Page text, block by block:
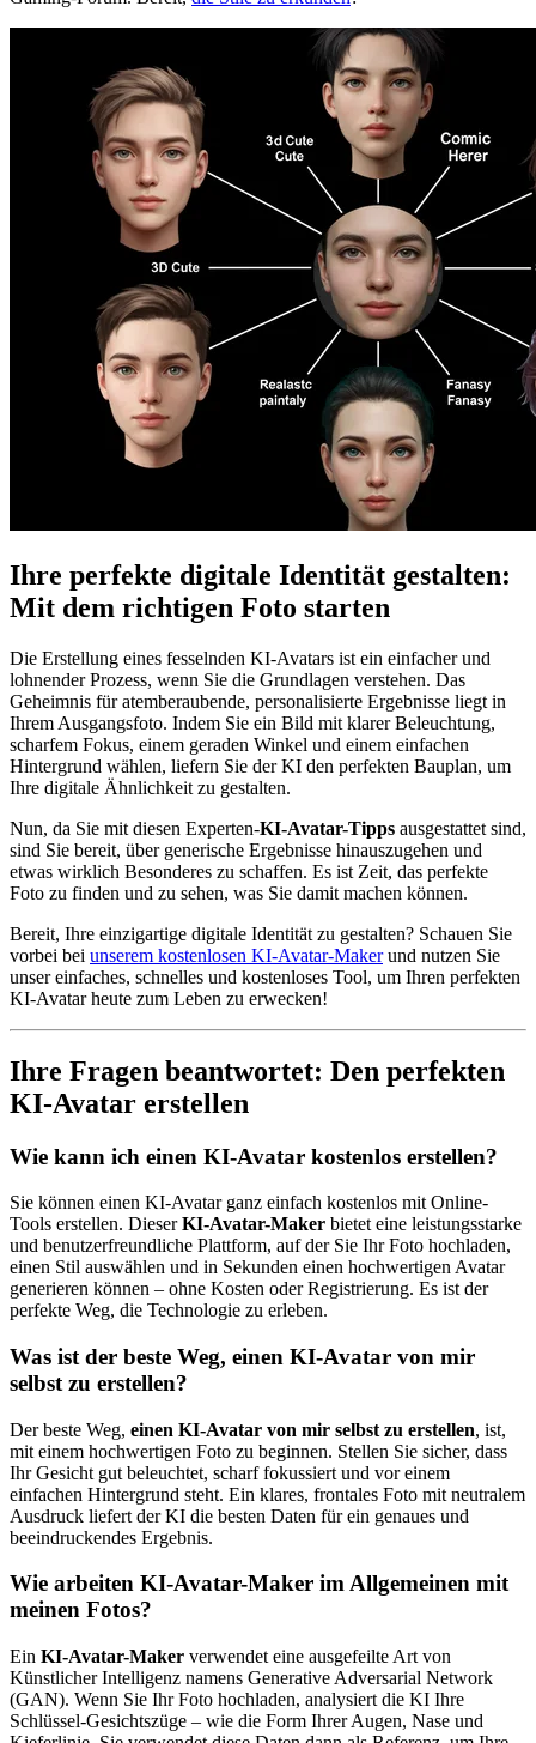
Ihre perfekte digitale Identität gestalten:
Mit dem richtigen Foto starten
Die Erstellung eines fesselnden KI-Avatars ist ein einfacher und
lohnender Prozess, wenn Sie die Grundlagen verstehen. Das
Geheimnis für atemberaubende, personalisierte Ergebnisse liegt in
Ihrem Ausgangsfoto. Indem Sie ein Bild mit klarer Beleuchtung,
scharfem Fokus, einem geraden Winkel und einem einfachen
Hintergrund wählen, liefern Sie der KI den perfekten Bauplan, um
Ihre digitale Ähnlichkeit zu gestalten.
Nun, da Sie mit diesen Experten-KI-Avatar-Tipps ausgestattet sind,
sind Sie bereit, über generische Ergebnisse hinauszugehen und
etwas wirklich Besonderes zu schaffen. Es ist Zeit, das perfekte
Foto zu finden und zu sehen, was Sie damit machen können.
Bereit, Ihre einzigartige digitale Identität zu gestalten? Schauen Sie
vorbei bei unserem kostenlosen KI-Avatar-Makerund nutzen Sie
unser einfaches, schnelles und kostenloses Tool, um Ihren perfekten
KI-Avatar heute zum Leben zu erwecken!
Ihre Fragen beantwortet: Den perfekten
KI-Avatar erstellen
Wie kann ich einen KI-Avatar kostenlos erstellen?
Sie können einen KI-Avatar ganz einfach kostenlos mit Online-
Tools erstellen. DieserKI-Avatar-Maker bietet eine leistungsstarke
und benutzerfreundliche Plattform, auf der Sie Ihr Foto hochladen,
einen Stil auswählen und in Sekunden einen hochwertigen Avatar
generieren können – ohne Kosten oder Registrierung. Es ist der
perfekte Weg, die Technologie zu erleben.
Was ist der beste Weg, einen KI-Avatar von mir
selbst zu erstellen?
Der beste Weg, einen KI-Avatar von mir selbst zu erstellen, ist,
mit einem hochwertigen Foto zu beginnen. Stellen Sie sicher, dass
Ihr Gesicht gut beleuchtet, scharf fokussiert und vor einem
einfachen Hintergrund steht. Ein klares, frontales Foto mit neutralem
Ausdruck liefert der KI die besten Daten für ein genaues und
beeindruckendes Ergebnis.
Wie arbeiten KI-Avatar-Maker im Allgemeinen mit
meinen Fotos?
Ein KI-Avatar-Maker verwendet eine ausgefeilte Art von
Künstlicher Intelligenz namens Generative Adversarial Network
(GAN). Wenn Sie Ihr Foto hochladen, analysiert die KI Ihre
Schlüssel-Gesichtszüge – wie die Form Ihrer Augen, Nase und